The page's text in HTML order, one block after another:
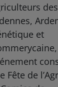
des
et
Fête de